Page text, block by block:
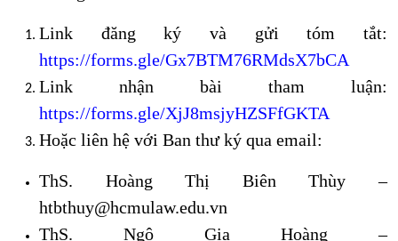
Link đăng ký và gửi tóm tắt:
https://forms.gle/Gx7BTM76RMdsX7bCA
Link nhận bài tham luận:
https://forms.gle/XjJ8msjyHZSFfGKTA
Hoặc liên hệ với Ban thư ký qua email:
ThS. Hoàng Thị Biên Thùy –
htbthuy@hcmulaw.edu.vn
ThS. Ngô Gia Hoàng –